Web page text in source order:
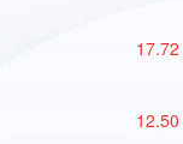
17.72
12.50